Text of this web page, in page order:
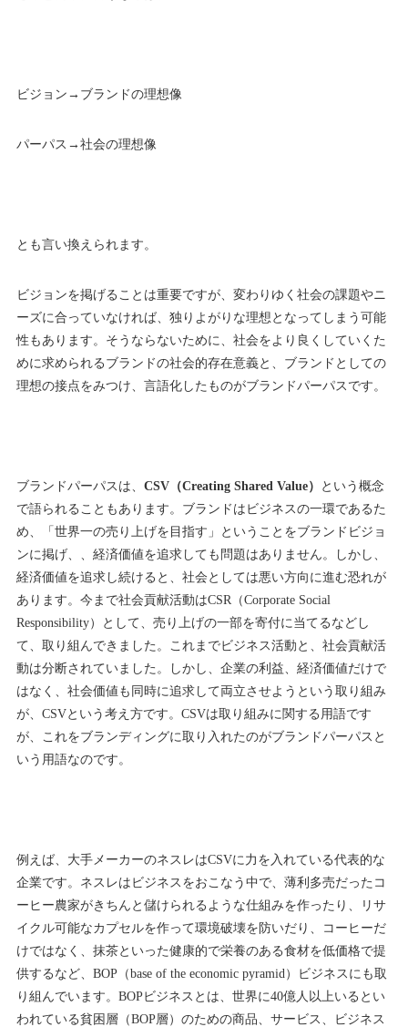
ビジョン→ブランドの理想像
パーパス→社会の理想像
とも言い換えられます。
ビジョンを掲げることは重要ですが、変わりゆく社会の課題やニ
ーズに合っていなければ、独りよがりな理想となってしまう可能
性もあります。そうならないために、社会をより良くしていくた
めに求められるブランドの社会的存在意義と、ブランドとしての
理想の接点をみつけ、言語化したものがブランドパーパスです。
ブランドパーパスは、 CSV（Creating Shared Value）
という概念
で語られることもあります。ブランドはビジネスの一環であるた
め、「世界一の売り上げを目指す」ということをブランドビジョ
ンに掲げ、、経済価値を追求しても問題はありません。しかし、
経済価値を追求し続けると、社会としては悪い方向に進む恐れが
あります。今まで社会貢献活動はCSR（Corporate Social
Responsibility）として、売り上げの一部を寄付に当てるなどし
て、取り組んできました。これまでビジネス活動と、社会貢献活
動は分断されていました。しかし、企業の利益、経済価値だけで
はなく、社会価値も同時に追求して両立させようという取り組み
が、CSVという考え方です。CSVは取り組みに関する用語です
が、これをブランディングに取り入れたのがブランドパーパスと
いう用語なのです。
例えば、大手メーカーのネスレはCSVに力を入れている代表的な
企業です。ネスレはビジネスをおこなう中で、薄利多売だったコ
ーヒー農家がきちんと儲けられるような仕組みを作ったり、リサ
イクル可能なカプセルを作って環境破壊を防いだり、コーヒーだ
けではなく、抹茶といった健康的で栄養のある食材を低価格で提
供するなど、BOP（base of the economic pyramid）ビジネスにも取
り組んでいます。BOPビジネスとは、世界に40億人以上いるとい
われている貧困層（BOP層）のための商品、サービス、ビジネス